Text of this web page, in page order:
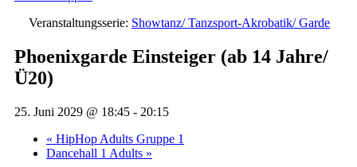
Veranstaltungsserie: Showtanz/ Tanzsport-Akrobatik/ Garde
Phoenixgarde Einsteiger (ab 14 Jahre/
Ü20)
25. Juni 2029 @ 18:45 - 20:15
« HipHop Adults Gruppe 1
Dancehall 1 Adults »